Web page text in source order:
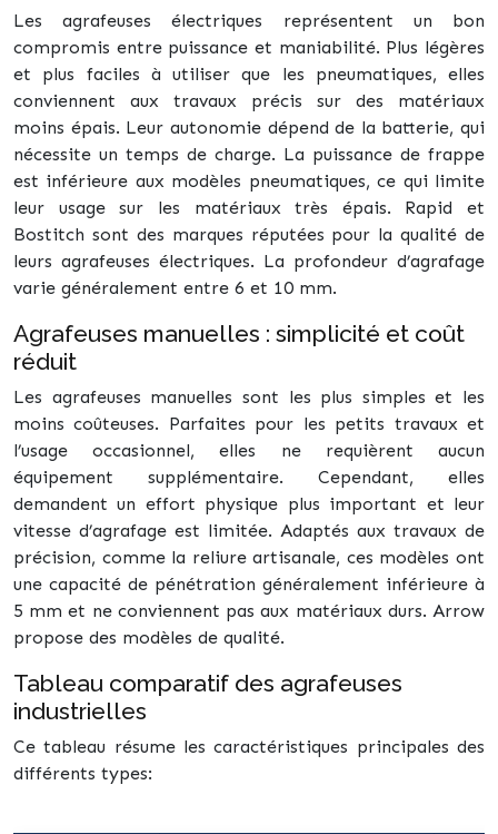
Les agrafeuses électriques représentent un bon
compromis entre puissance et maniabilité. Plus légères
et plus faciles à utiliser que les pneumatiques, elles
conviennent aux travaux précis sur des matériaux
moins épais. Leur autonomie dépend de la batterie, qui
nécessite un temps de charge. La puissance de frappe
est inférieure aux modèles pneumatiques, ce qui limite
leur usage sur les matériaux très épais. Rapid et
Bostitch sont des marques réputées pour la qualité de
leurs agrafeuses électriques. La profondeur d’agrafage
varie généralement entre 6 et 10 mm.
Agrafeuses manuelles : simplicité et coût
réduit
Les agrafeuses manuelles sont les plus simples et les
moins coûteuses. Parfaites pour les petits travaux et
l’usage occasionnel, elles ne requièrent aucun
équipement supplémentaire. Cependant, elles
demandent un effort physique plus important et leur
vitesse d’agrafage est limitée. Adaptés aux travaux de
précision, comme la reliure artisanale, ces modèles ont
une capacité de pénétration généralement inférieure à
5 mm et ne conviennent pas aux matériaux durs. Arrow
propose des modèles de qualité.
Tableau comparatif des agrafeuses
industrielles
Ce tableau résume les caractéristiques principales des
différents types: